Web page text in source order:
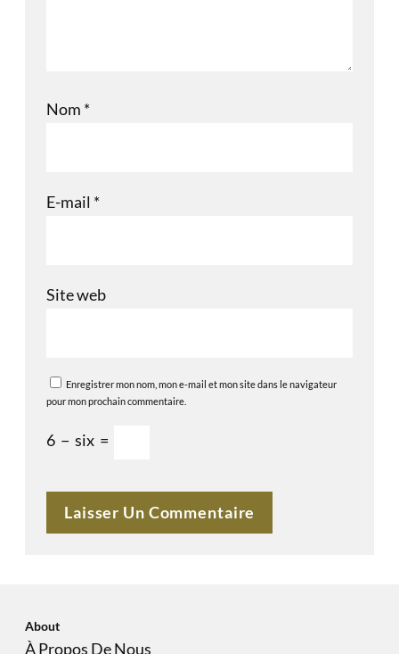
Nom *
E-mail *
Site web
Enregistrer mon nom, mon e-mail et mon site dans le navigateur
pour mon prochain commentaire.
6 − six =
About
À Propos De Nous